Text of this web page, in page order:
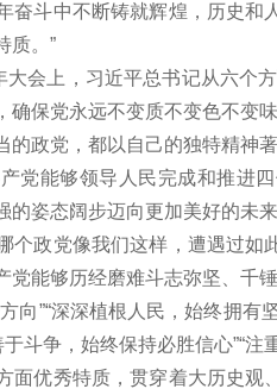
奋斗中不断铸就辉煌，历史
质。”
会上，习近平总书记从六个
保党永远不变质不变色不变
政党，都以自己的独特精神著
党能够领导人民完成和推进
姿态阔步迈向更加美好的未来
个政党像我们这样，遭遇过
能够历经磨难斗志弥坚、千
向”“深深植根人民，始终拥有
斗争，始终保持必胜信心”“注
面优秀特质，贯穿着大历史